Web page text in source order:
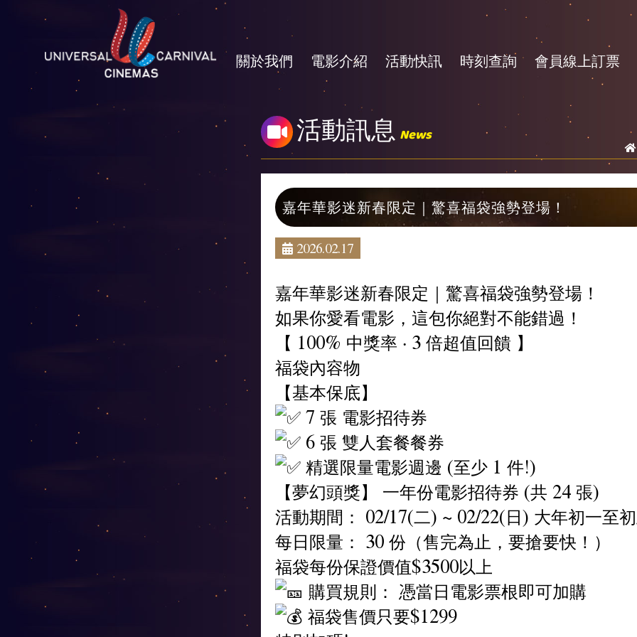
關於我們 電影介紹 活動快訊 時刻查詢 會員線上訂票
活動訊息 News
嘉年華影迷新春限定｜驚喜福袋強勢登場！
2026.02.17
嘉年華影迷新春限定｜驚喜福袋強勢登場！
如果你愛看電影，這包你絕對不能錯過！
【 100% 中獎率 ‧ 3 倍超值回饋 】
福袋內容物
【基本保底】
7 張 電影招待券
6 張 雙人套餐餐券
精選限量電影週邊 (至少 1 件!)
【夢幻頭獎】 一年份電影招待券 (共 24 張)
活動期間： 02/17(二) ~ 02/22(日) 大年初一至
每日限量： 30 份（售完為止，要搶要快！）
福袋每份保證價值$3500以上
購買規則： 憑當日電影票根即可加購
福袋售價只要$1299